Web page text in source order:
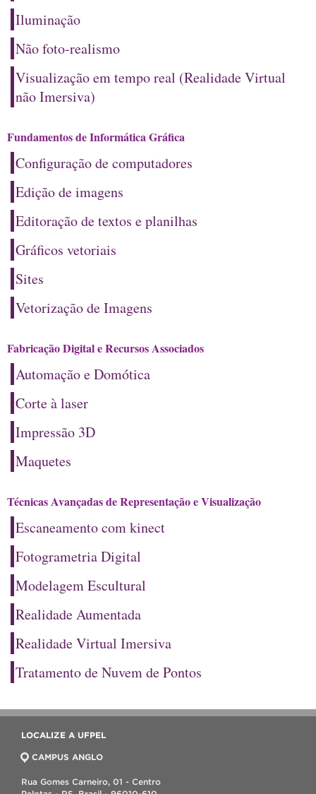
Iluminação
Não foto-realismo
Visualização em tempo real (Realidade Virtual
não Imersiva)
Fundamentos de Informática Gráfica
Configuração de computadores
Edição de imagens
Editoração de textos e planilhas
Gráficos vetoriais
Sites
Vetorização de Imagens
Fabricação Digital e Recursos Associados
Automação e Domótica
Corte à laser
Impressão 3D
Maquetes
Técnicas Avançadas de Representação e Visualização
Escaneamento com kinect
Fotogrametria Digital
Modelagem Escultural
Realidade Aumentada
Realidade Virtual Imersiva
Tratamento de Nuvem de Pontos
LOCALIZE A UFPEL
CAMPUS ANGLO
Rua Gomes Carneiro, 01 - Centro